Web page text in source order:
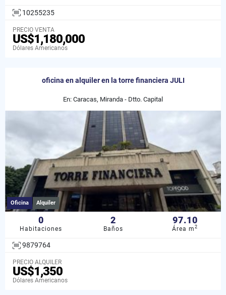
10255235
PRECIO VENTA
US$1,180,000
Dólares Americanos
oficina en alquiler en la torre financiera JULI
En: Caracas, Miranda - Dtto. Capital
Oficina Alquiler
0
Habitaciones
2
Baños
97.10
Área m2
9879764
PRECIO ALQUILER
US$1,350
Dólares Americanos